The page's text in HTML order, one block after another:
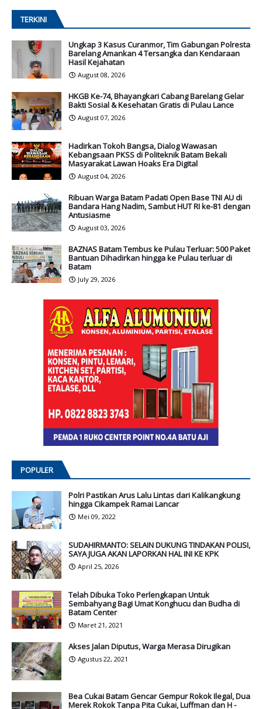
TERKINI
Ungkap 3 Kasus Curanmor, Tim Gabungan Polresta
Barelang Amankan 4 Tersangka dan Kendaraan
Hasil Kejahatan
August 08, 2026
HKGB Ke-74, Bhayangkari Cabang Barelang Gelar
Bakti Sosial & Kesehatan Gratis di Pulau Lance
August 07, 2026
Hadirkan Tokoh Bangsa, Dialog Wawasan
Kebangsaan PKSS di Politeknik Batam Bekali
Masyarakat Lawan Hoaks Era Digital
August 04, 2026
Ribuan Warga Batam Padati Open Base TNI AU di
Bandara Hang Nadim, Sambut HUT RI ke-81 dengan
Antusiasme
August 03, 2026
BAZNAS Batam Tembus ke Pulau Terluar: 500 Paket
Bantuan Dihadirkan hingga ke Pulau terluar di
Batam
July 29, 2026
POPULER
Polri Pastikan Arus Lalu Lintas dari Kalikangkung
hingga Cikampek Ramai Lancar
Mei 09, 2022
SUDAHIRMANTO: SELAIN DUKUNG TINDAKAN POLISI,
SAYA JUGA AKAN LAPORKAN HAL INI KE KPK
April 25, 2026
Telah Dibuka Toko Perlengkapan Untuk
Sembahyang Bagi Umat Konghucu dan Budha di
Batam Center
Maret 21, 2021
Akses Jalan Diputus, Warga Merasa Dirugikan
Agustus 22, 2021
Bea Cukai Batam Gencar Gempur Rokok Ilegal, Dua
Merek Rokok Tanpa Pita Cukai, Luffman dan H -